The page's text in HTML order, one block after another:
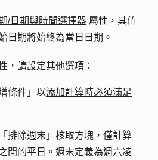
/日期與時間選擇器 屬性 ，其值
日期將始終為當日日期。
，請設定其他選項：
條件 」以添加計算時必須滿足
排除週末 」核取方塊，僅計算
間的平日。週末定義為週六凌